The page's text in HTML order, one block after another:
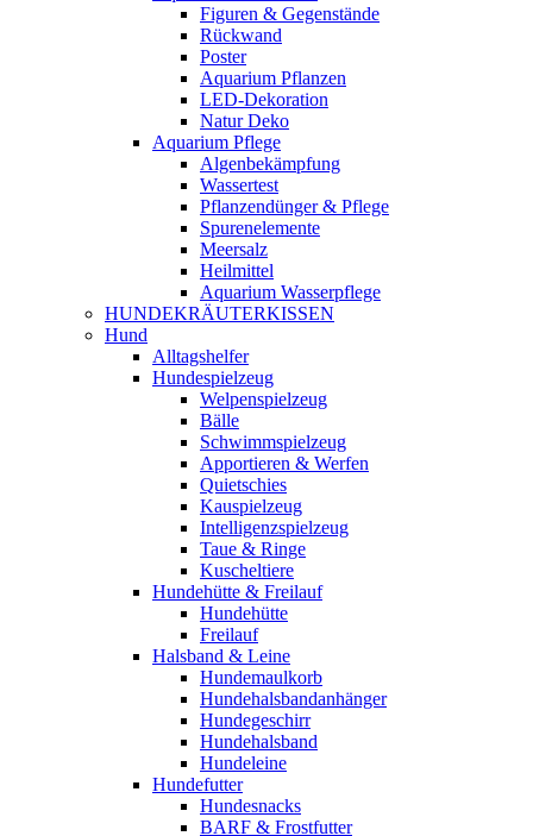
Figuren & Gegenstände
Rückwand
Poster
Aquarium Pflanzen
LED-Dekoration
Natur Deko
Aquarium Pflege
Algenbekämpfung
Wassertest
Pflanzendünger & Pflege
Spurenelemente
Meersalz
Heilmittel
Aquarium Wasserpflege
HUNDEKRÄUTERKISSEN
Hund
Alltagshelfer
Hundespielzeug
Welpenspielzeug
Bälle
Schwimmspielzeug
Apportieren & Werfen
Quietschies
Kauspielzeug
Intelligenzspielzeug
Taue & Ringe
Kuscheltiere
Hundehütte & Freilauf
Hundehütte
Freilauf
Halsband & Leine
Hundemaulkorb
Hundehalsbandanhänger
Hundegeschirr
Hundehalsband
Hundeleine
Hundefutter
Hundesnacks
BARF & Frostfutter